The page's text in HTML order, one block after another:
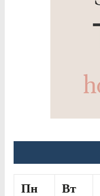
Пн Вт